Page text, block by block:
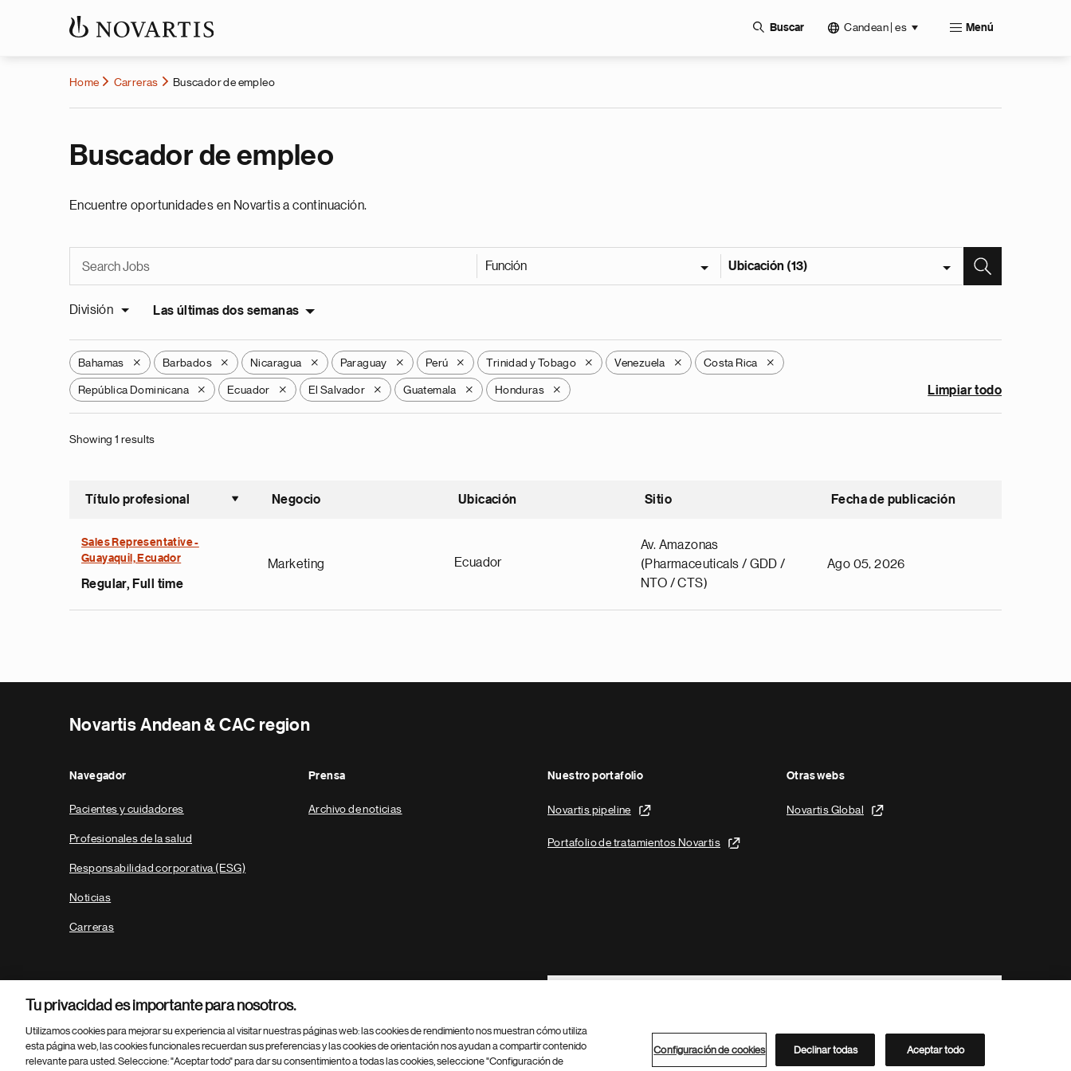
Buscar Candean | es Menú
Home Carreras Buscador de empleo
Buscador de empleo
Encuentre oportunidades en Novartis a continuación.
Función Ubicación (13)
División Las últimas dos semanas
Bahamas X Barbados X Nicaragua X Paraguay X Perú X Trinidad y Tobago X Venezuela X Costa Rica X
República Dominicana X Ecuador X El Salvador X Guatemala X Honduras X Limpiar todo
Showing 1 results
Título profesional
Ordenar ascendente
Negocio Ubicación Sitio Fecha de publicación
Sales Representative -
Guayaquil, Ecuador
Regular, Full time
Marketing Ecuador
Av. Amazonas
(Pharmaceuticals / GDD /
NTO / CTS)
Ago 05, 2026
Novartis Andean & CAC region
Navegador
Pacientes y cuidadores
Profesionales de la salud
Responsabilidad corporativa (ESG)
Noticias
Carreras
Prensa
Archivo de noticias
Nuestro portafolio
Novartis pipeline
Portafolio de tratamientos Novartis
Otras webs
Novartis Global
Footer Site Search
Parte
© 2026 Novartis AG Directorio de Novartis
Tu privacidad es importante para nosotros.
Utilizamos cookies para mejorar su experiencia al visitar nuestras páginas web: las cookies de rendimiento nos muestran cómo utiliza
esta página web, las cookies funcionales recuerdan sus preferencias y las cookies de orientación nos ayudan a compartir contenido
relevante para usted. Seleccione: "Aceptar todo" para dar su consentimiento a todas las cookies, seleccione "Configuración de
Configuración de cookies Declinar todas Aceptar todo